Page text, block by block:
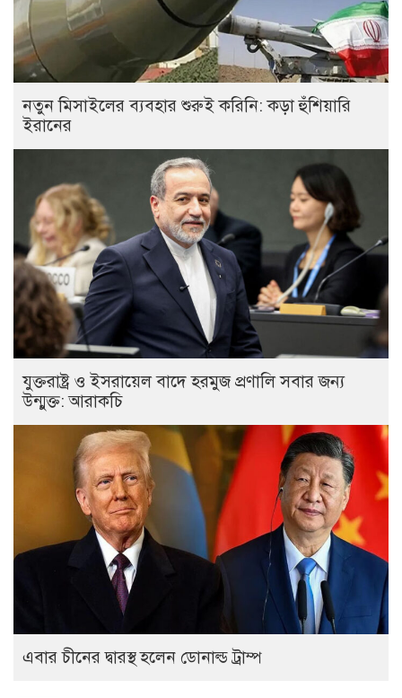
নতুন মিসাইলের ব্যবহার শুরুই করিনি: কড়া হুঁশিয়ারি
ইরানের
যুক্তরাষ্ট্র ও ইসরায়েল বাদে হরমুজ প্রণালি সবার জন্য
উন্মুক্ত: আরাকচি
এবার চীনের দ্বারস্থ হলেন ডোনাল্ড ট্রাম্প